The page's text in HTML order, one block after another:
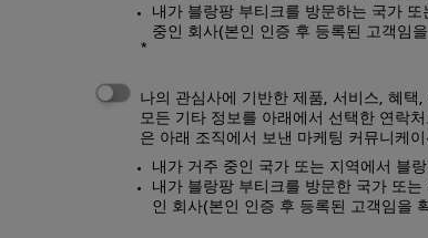
내가 블랑팡 부티크를 방문하는 국가
중인 회사(본인 인증 후 등록된 고객임
나의 관심사에 기반한 제품, 서비스, 혜택
모든 기타 정보를 아래에서 선택한 연락
은 아래 조직에서 보낸 마케팅 커뮤니케
내가 거주 중인 국가 또는 지역에서 블
내가 블랑팡 부티크를 방문한 국가 또
인 회사(본인 인증 후 등록된 고객임을